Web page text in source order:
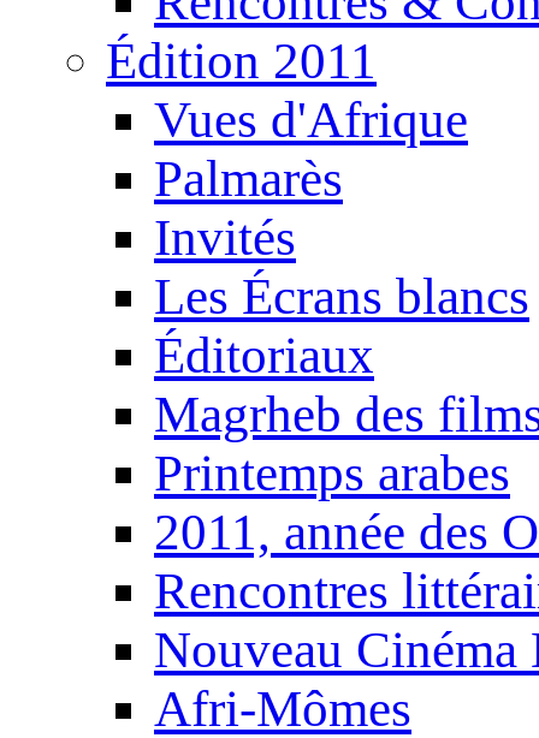
Édition 2011
Vues d'Afrique
Palmarès
Invités
Les Écrans blancs
Éditoriaux
Magrheb des
Printemps arabes
2011, année des
Rencontres
Nouveau Cinéma
Afri-Mômes